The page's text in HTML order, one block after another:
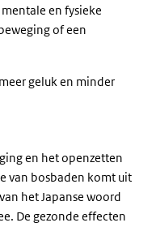
en fysieke
of een
geluk en minder
en het openzetten
van bosbaden komt uit
het Japanse woord
De gezonde effecten